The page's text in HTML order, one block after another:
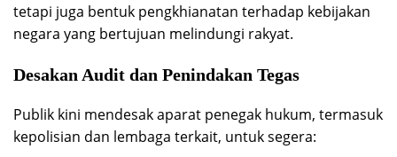
tetapi juga bentuk pengkhianatan terhadap kebijakan
negara yang bertujuan melindungi rakyat.
Desakan Audit dan Penindakan Tegas
Publik kini mendesak aparat penegak hukum, termasuk
kepolisian dan lembaga terkait, untuk segera: